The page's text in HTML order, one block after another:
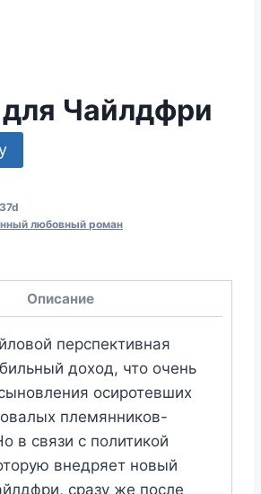
Чайлдфри
любовный роман
Описание
перспективная
доход, что очень
осиротевших
племянников-
в связи с политикой
внедряет новый
сразу же после